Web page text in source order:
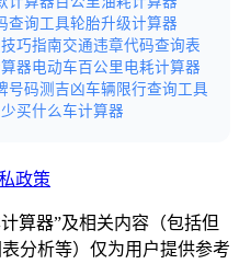
查询工具轮胎升级计算器
巧指南交通违章代码查询表
器电动车百公里电耗计算器
号码测吉凶车辆限行查询工具
买什么车计算器
政策
算器”及相关内容（包括但
分析等）仅为用户提供参考